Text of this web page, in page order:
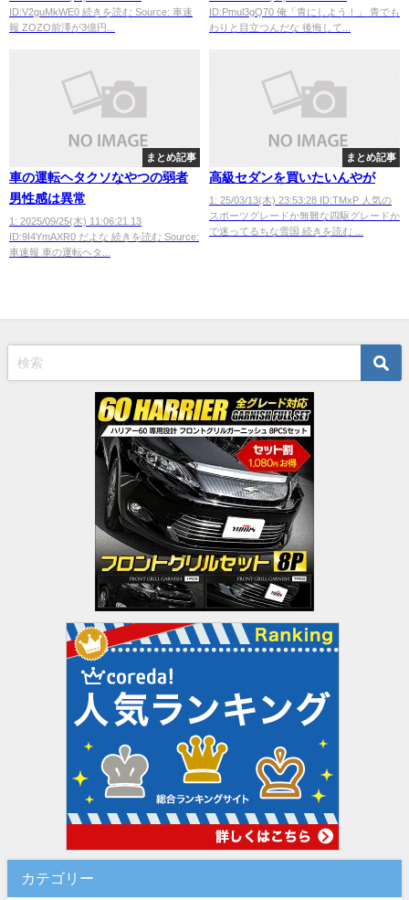
ID:V2guMkWE0 続きを読む Source: 車速
報 ZOZO前澤が3億円...
ぁ・・・黒と白と銀はどこにで
もいるし・・・」
ID:Pmul3gQ70 俺「青にしよう！」 青でも
わりと目立つんだな 後悔して...
まとめ記事
車の運転ヘタクソなやつの弱者
男性感は異常
1: 2025/09/25(木) 11:06:21.13
ID:9I4YmAXR0 だよな 続きを読む Source:
車速報 車の運転ヘタ...
まとめ記事
高級セダンを買いたいんやが
1: 25/03/13(木) 23:53:28 ID:TMxP 人気の
スポーツグレードか無難な四駆グレードか
で迷ってるちな雪国 続きを読む ...
カテゴリー